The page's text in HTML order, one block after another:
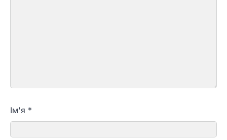
Ім'я *